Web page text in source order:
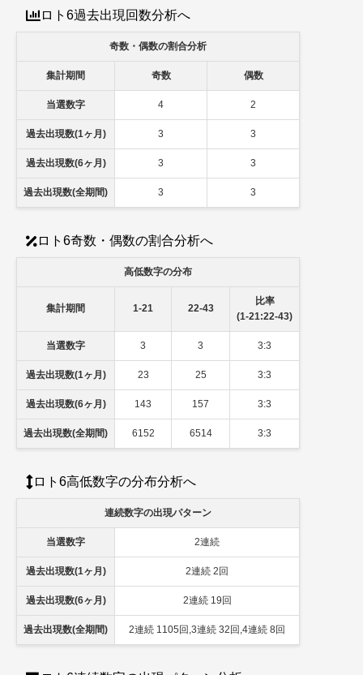
ロト6過去出現回数分析へ
奇数・偶数の割合分析
集計期間 奇数 偶数
当選数字 4 2
過去出現数(1ヶ月) 3 3
過去出現数(6ヶ月) 3 3
過去出現数(全期間) 3 3
ロト6奇数・偶数の割合分析へ
高低数字の分布
集計期間 1-21 22-43
比率
(1-21:22-43)
当選数字 3 3 3:3
過去出現数(1ヶ月) 23 25 3:3
過去出現数(6ヶ月) 143 157 3:3
過去出現数(全期間) 6152 6514 3:3
ロト6高低数字の分布分析へ
連続数字の出現パターン
当選数字 2連続
過去出現数(1ヶ月) 2連続 2回
過去出現数(6ヶ月) 2連続 19回
過去出現数(全期間) 2連続 1105回,3連続 32回,4連続 8回